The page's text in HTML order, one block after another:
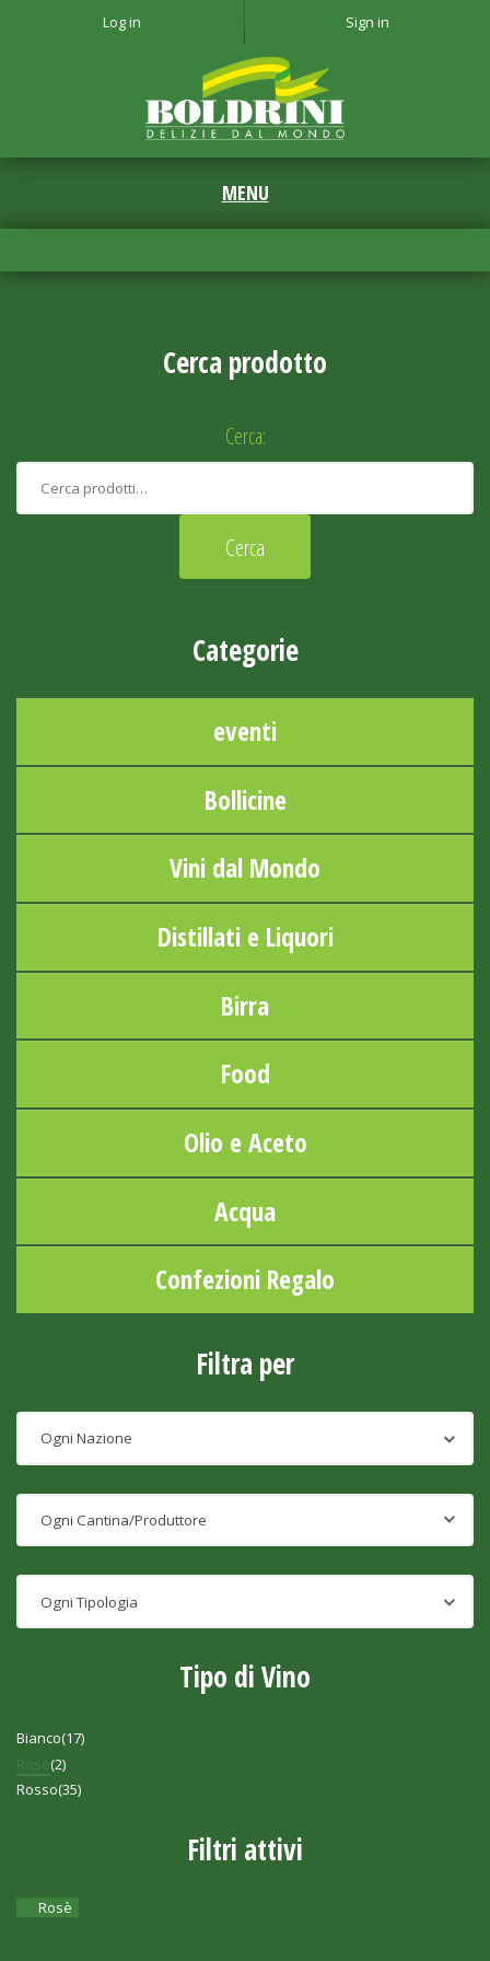
Log in Sign in
Cerca prodotto
Cerca:
Categorie
eventi
Bollicine
Vini dal Mondo
Distillati e Liquori
Birra
Food
Olio e Aceto
Acqua
Confezioni Regalo
Filtra per
Tipo di Vino
Bianco(17)
Rosè (2)
Rosso(35)
Filtri attivi
Rosè